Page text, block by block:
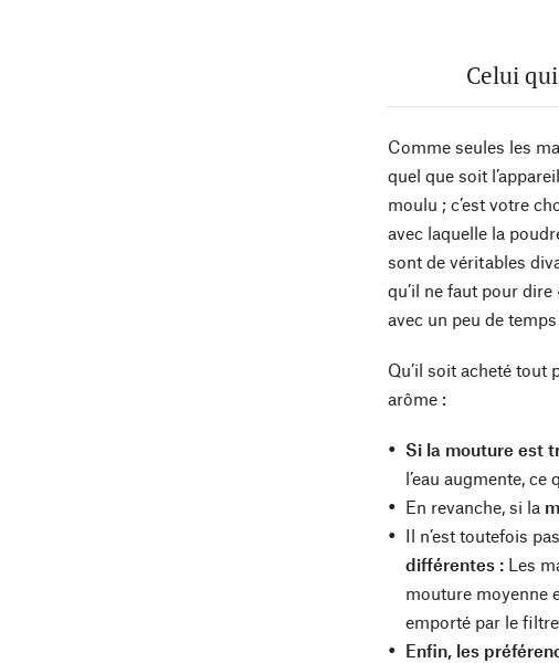
Celui
Comme seules les
quel que soit
moulu ; c’est votre
avec laquelle la
sont de véritables
qu’il ne faut pour
avec un peu de
Qu’il soit acheté tout
arôme :
Si la mouture est
l’eau augmente,
En revanche, si la
Il n’est toutefois
différentes :Les
mouture moyenne
emporté par le
Enfin, les